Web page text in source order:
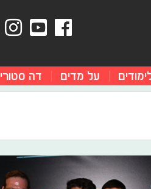
על מדים דה סטורי